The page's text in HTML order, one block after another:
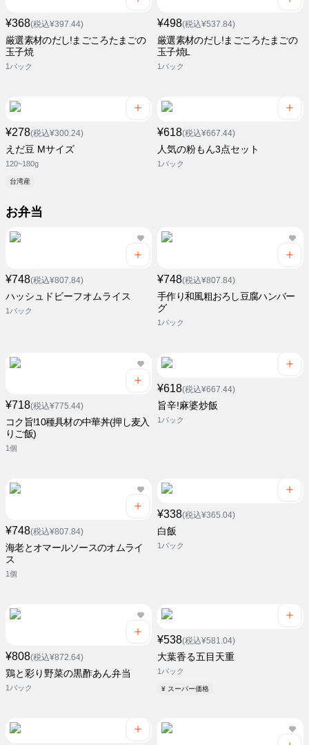
¥368(税込¥397.44)
厳選素材のだし!まごころたまごの
玉子焼
1パック
¥498(税込¥537.84)
厳選素材のだし!まごころたまごの
玉子焼L
1パック
¥278(税込¥300.24)
えだ豆 Mサイズ
120~180g
台湾産
¥618(税込¥667.44)
人気の粉もん3点セット
1パック
お弁当
¥748(税込¥807.84)
ハッシュドビーフオムライス
1パック
¥748(税込¥807.84)
手作り和風粗おろし豆腐ハンバー
グ
1パック
¥718(税込¥775.44)
コク旨!10種具材の中華丼(押し麦入
りご飯)
1個
¥618(税込¥667.44)
旨辛!麻婆炒飯
1パック
¥748(税込¥807.84)
海老とオマールソースのオムライ
ス
1個
¥338(税込¥365.04)
白飯
1パック
¥808(税込¥872.64)
鶏と彩り野菜の黒酢あん弁当
1パック
¥538(税込¥581.04)
大葉香る五目天重
1パック
¥ スーパー価格